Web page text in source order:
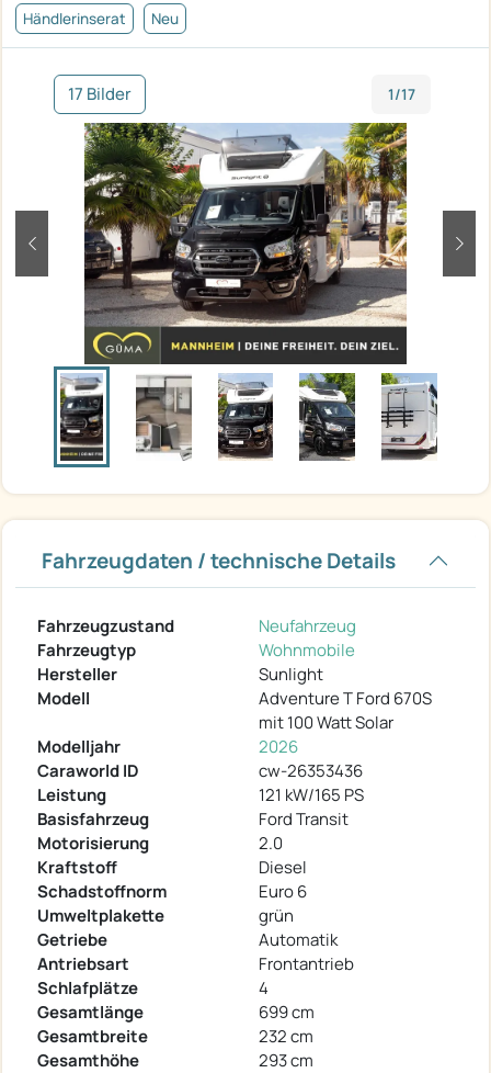
Händlerinserat Neu
17 Bilder 1/17
zurück
Fahrzeugdaten / technische Details
Fahrzeugzustand
Neufahrzeug
Fahrzeugtyp
Wohnmobile
Hersteller
Sunlight
Modell
Adventure T Ford 670S
mit 100 Watt Solar
Modelljahr
2026
Caraworld ID
cw-26353436
Leistung
121 kW/165 PS
Basisfahrzeug
Ford Transit
Motorisierung
2.0
Kraftstoff
Diesel
Schadstoffnorm
Euro 6
Umweltplakette
grün
Getriebe
Automatik
Antriebsart
Frontantrieb
Schlafplätze
4
Gesamtlänge
699 cm
Gesamtbreite
232 cm
Gesamthöhe
293 cm